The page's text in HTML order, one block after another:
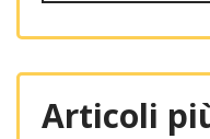
Articoli